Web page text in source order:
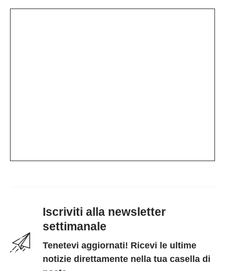
Iscriviti alla newsletter
settimanale
Tenetevi aggiornati! Ricevi le ultime
notizie direttamente nella tua casella di